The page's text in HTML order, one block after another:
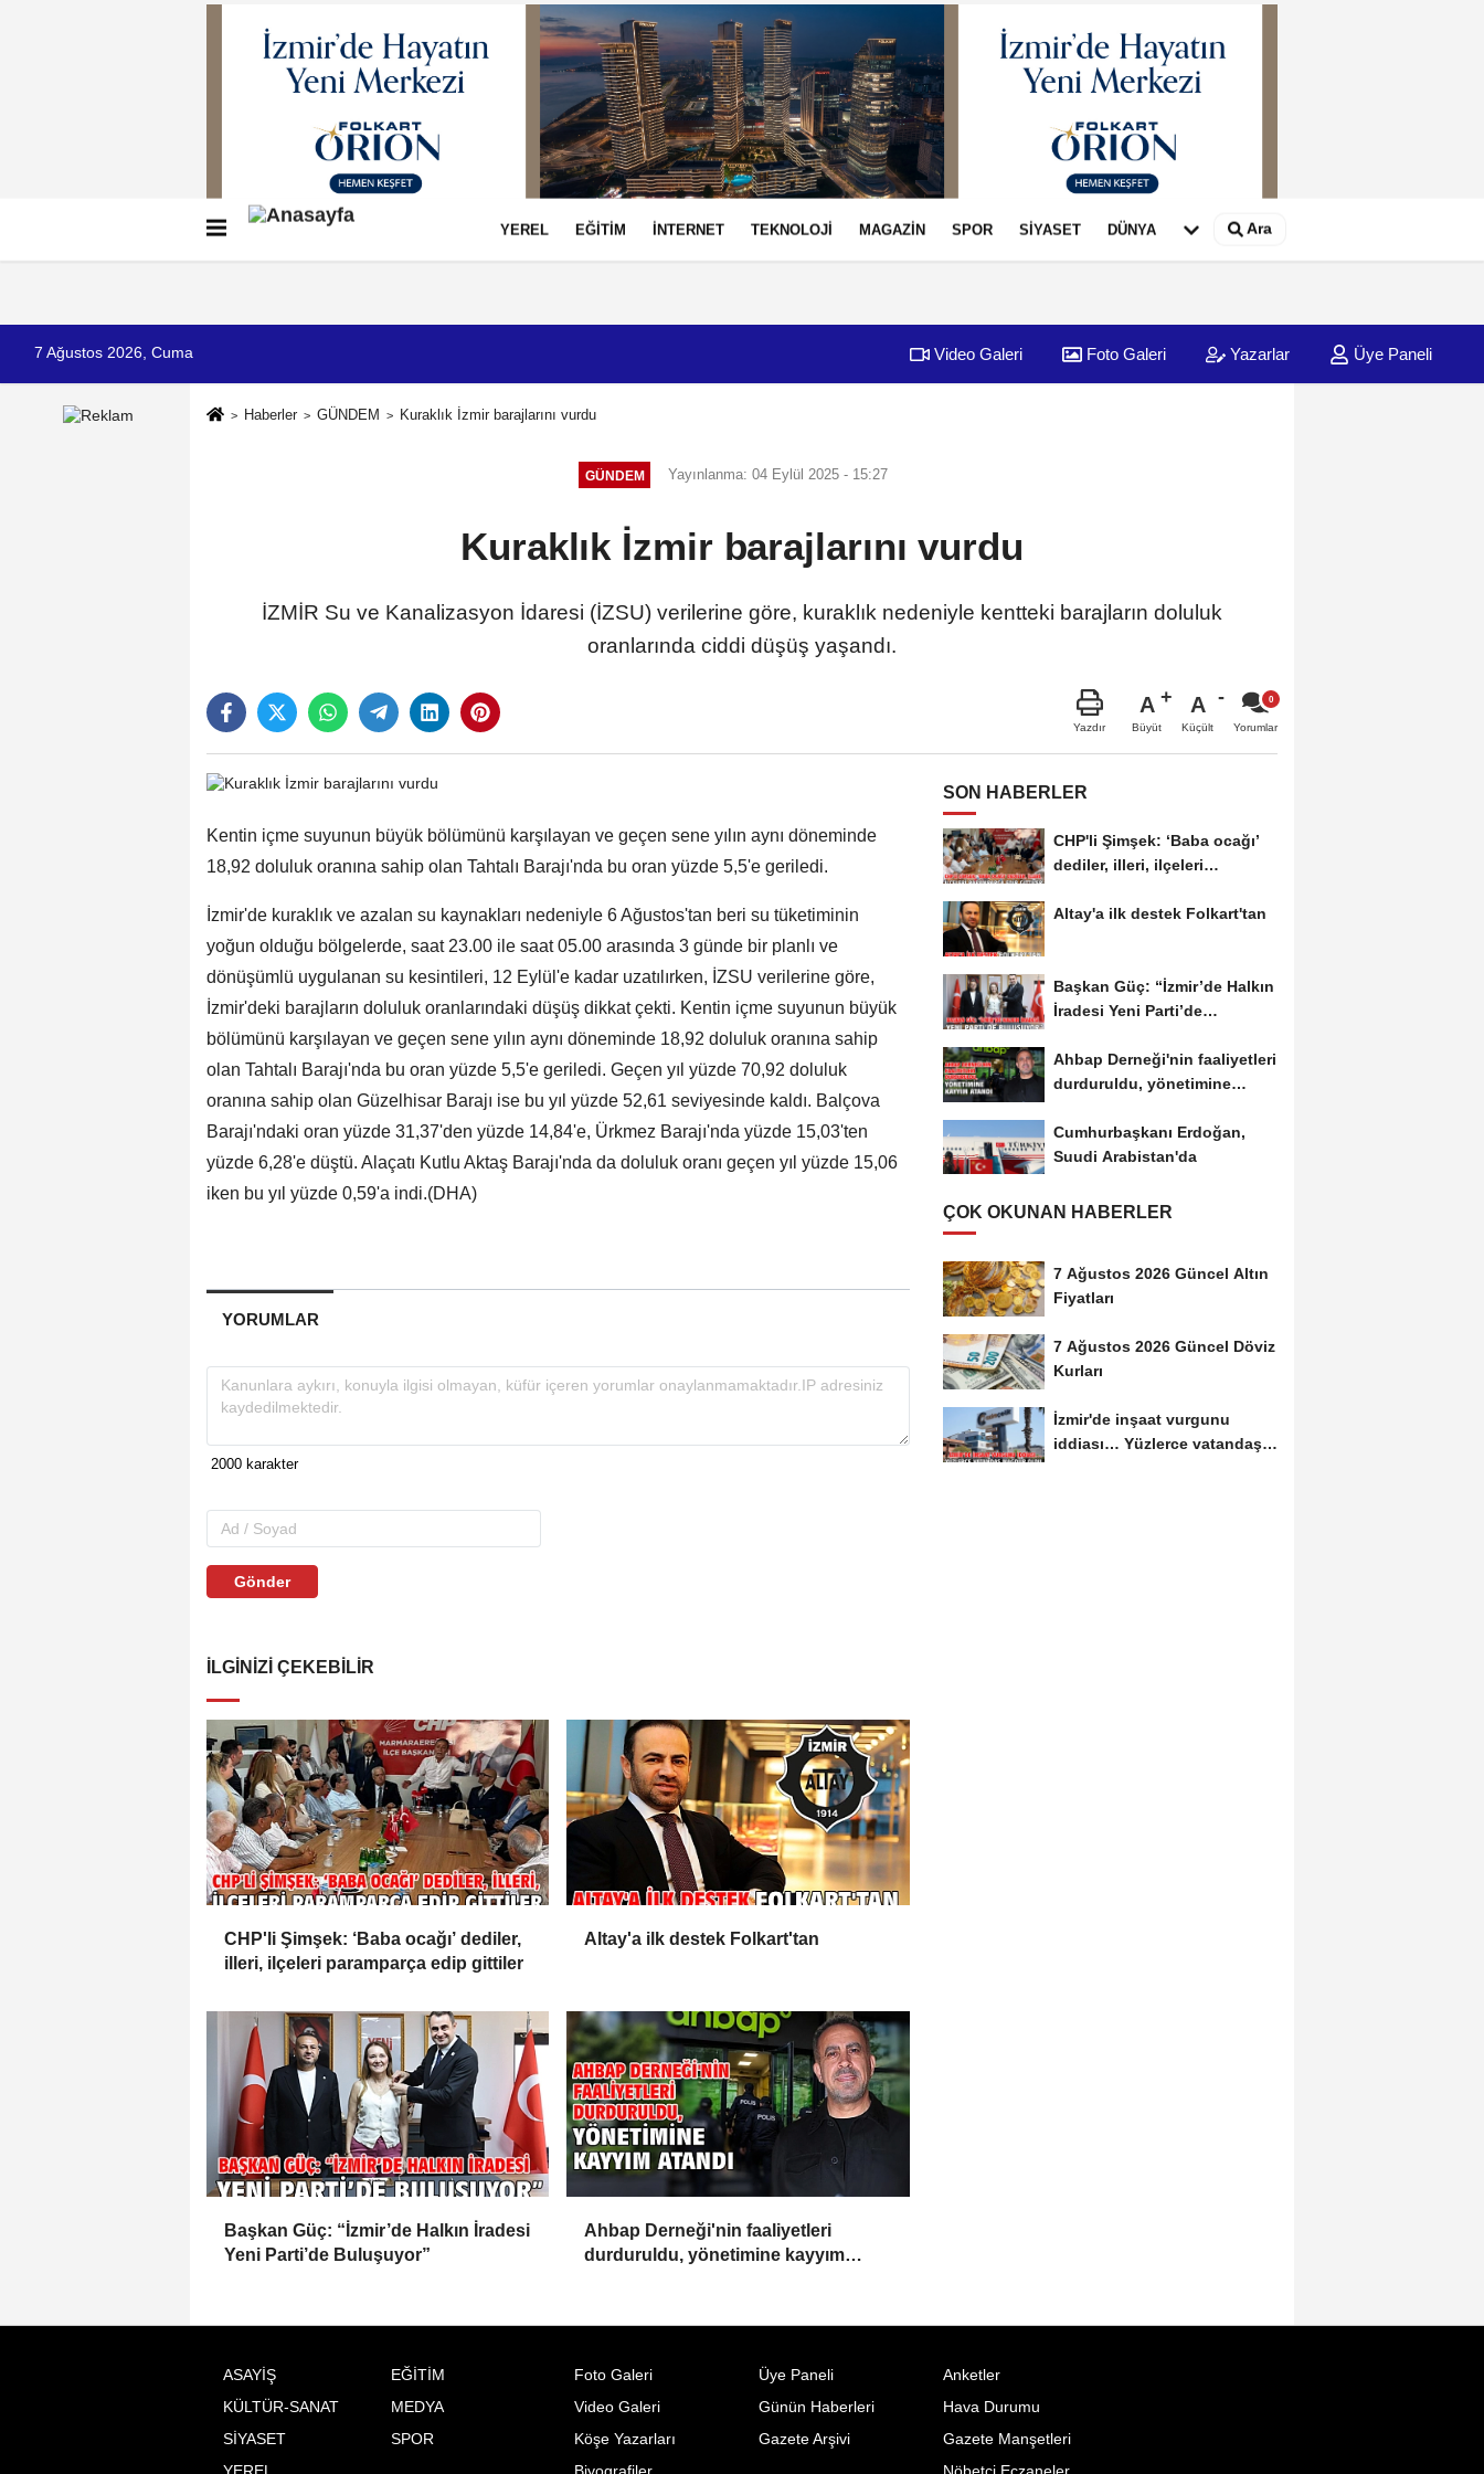
Künye Gizlilik İlkeleri
YEREL EĞİTİM İNTERNET TEKNOLOJİ MAGAZİN SPOR SİYASET DÜNYA Ara
7 Ağustos 2026, Cuma Video Galeri Foto Galeri Yazarlar Üye Paneli
Haberler GÜNDEM Kuraklık İzmir barajlarını vurdu
GÜNDEM Yayınlanma: 04 Eylül 2025 - 15:27
Kuraklık İzmir barajlarını vurdu
İZMİR Su ve Kanalizasyon İdaresi (İZSU) verilerine göre, kuraklık nedeniyle kentteki barajların doluluk
oranlarında ciddi düşüş yaşandı.
Yazdır
A
Büyüt
A
Küçült Yorumlar
Kentin içme suyunun büyük bölümünü karşılayan ve geçen sene yılın aynı döneminde
18,92 doluluk oranına sahip olan Tahtalı Barajı'nda bu oran yüzde 5,5'e geriledi.
İzmir'de kuraklık ve azalan su kaynakları nedeniyle 6 Ağustos'tan beri su tüketiminin
yoğun olduğu bölgelerde, saat 23.00 ile saat 05.00 arasında 3 günde bir planlı ve
dönüşümlü uygulanan su kesintileri, 12 Eylül'e kadar uzatılırken, İZSU verilerine göre,
İzmir'deki barajların doluluk oranlarındaki düşüş dikkat çekti. Kentin içme suyunun büyük
bölümünü karşılayan ve geçen sene yılın aynı döneminde 18,92 doluluk oranına sahip
olan Tahtalı Barajı'nda bu oran yüzde 5,5'e geriledi. Geçen yıl yüzde 70,92 doluluk
oranına sahip olan Güzelhisar Barajı ise bu yıl yüzde 52,61 seviyesinde kaldı. Balçova
Barajı'ndaki oran yüzde 31,37'den yüzde 14,84'e, Ürkmez Barajı'nda yüzde 15,03'ten
yüzde 6,28'e düştü. Alaçatı Kutlu Aktaş Barajı'nda da doluluk oranı geçen yıl yüzde 15,06
iken bu yıl yüzde 0,59'a indi.(DHA)
YORUMLAR
Gönder
İLGINIZI ÇEKEBILIR
CHP'li Şimşek: ‘Baba ocağı’ dediler,
illeri, ilçeleri paramparça edip gittiler
Altay'a ilk destek Folkart'tan
Başkan Güç: “İzmir’de Halkın İradesi
Yeni Parti’de Buluşuyor”
Ahbap Derneği'nin faaliyetleri
durduruldu, yönetimine kayyım
SON HABERLER
CHP'li Şimşek: ‘Baba ocağı’
dediler, illeri, ilçeleri
Altay'a ilk destek Folkart'tan
Başkan Güç: “İzmir’de Halkın
İradesi Yeni Parti’de
Ahbap Derneği'nin faaliyetleri
durduruldu, yönetimine
Cumhurbaşkanı Erdoğan,
Suudi Arabistan'da
ÇOK OKUNAN HABERLER
7 Ağustos 2026 Güncel Altın
Fiyatları
7 Ağustos 2026 Güncel Döviz
Kurları
İzmir'de inşaat vurgunu
iddiası… Yüzlerce vatandaş
ASAYİŞ
EĞİTİM
KÜLTÜR-SANAT
MEDYA
SİYASET
SPOR
Foto Galeri
Video Galeri
Köşe Yazarları
Üye Paneli
Günün Haberleri
Gazete Arşivi
Anketler
Hava Durumu
Gazete Manşetleri